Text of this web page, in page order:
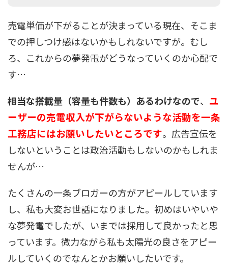
売電単価が下がることが決まっている現在、そこま
での押しつけ感はないかもしれないですが。むし
ろ、これからの夢発電がどうなっていくのか心配で
す…
相当な搭載量（容量も件数も）あるわけなので、 ユ
ーザーの売電収入が下がらないような活動を一条
工務店にはお願いしたいところです。広告宣伝を
しないということは政治活動もしないのかもしれま
せんが…
たくさんの一条ブロガーの方がアピールしています
し、私も大変お世話になりました。初めはいやいや
な夢発電でしたが、いまでは採用して良かったと思
っています。微力ながら私も太陽光の良さをアピー
ルしていくのでなんとかお願いしたいです。